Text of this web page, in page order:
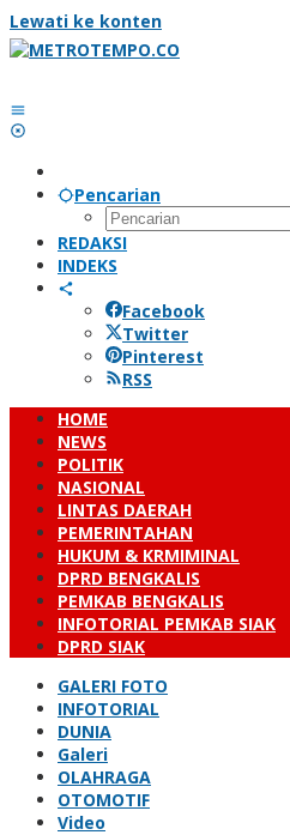
Lewati ke konten
Pencarian
REDAKSI
INDEKS
Facebook
Twitter
Pinterest
RSS
HOME
NEWS
POLITIK
NASIONAL
LINTAS DAERAH
PEMERINTAHAN
HUKUM & KRMIMINAL
DPRD BENGKALIS
PEMKAB BENGKALIS
INFOTORIAL PEMKAB SIAK
DPRD SIAK
GALERI FOTO
INFOTORIAL
DUNIA
Galeri
OLAHRAGA
OTOMOTIF
Video